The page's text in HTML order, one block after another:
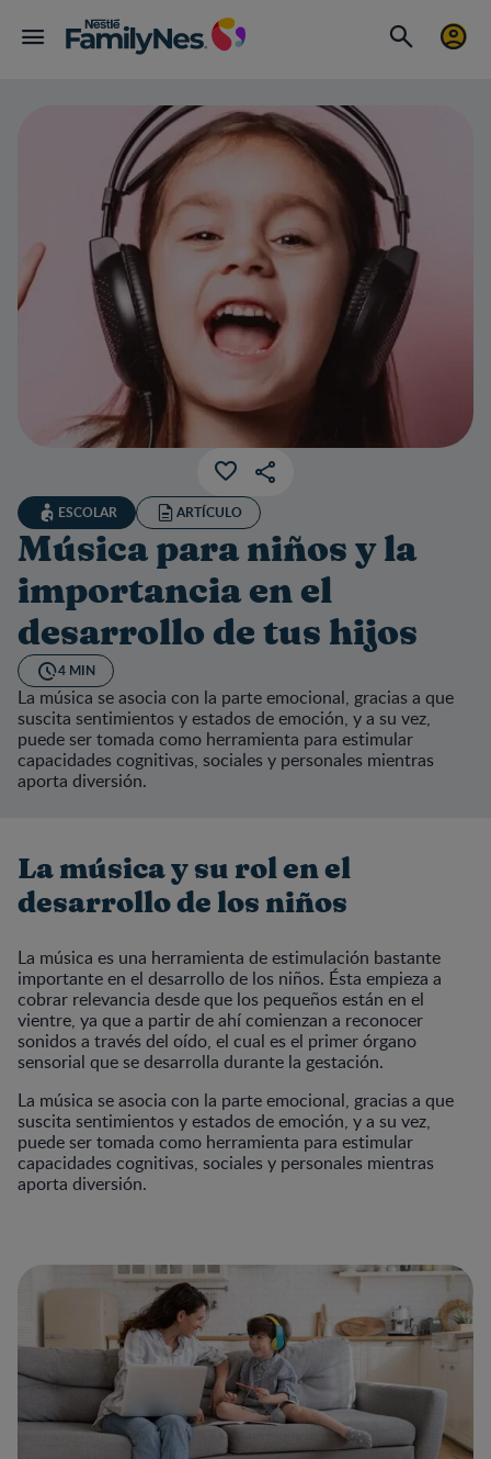
ESCOLAR ARTÍCULO
Música para niños y la
importancia en el
desarrollo de tus hijos
4 MIN
La música se asocia con la parte emocional, gracias a que
suscita sentimientos y estados de emoción, y a su vez,
puede ser tomada como herramienta para estimular
capacidades cognitivas, sociales y personales mientras
aporta diversión.
La música y su rol en el
desarrollo de los niños
La música es una herramienta de estimulación bastante
importante en el desarrollo de los niños. Ésta empieza a
cobrar relevancia desde que los pequeños están en el
vientre, ya que a partir de ahí comienzan a reconocer
sonidos a través del oído, el cual es el primer órgano
sensorial que se desarrolla durante la gestación.
La música se asocia con la parte emocional, gracias a que
suscita sentimientos y estados de emoción, y a su vez,
puede ser tomada como herramienta para estimular
capacidades cognitivas, sociales y personales mientras
aporta diversión.